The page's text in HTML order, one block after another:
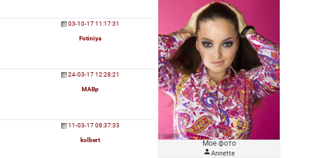
03-10-17 11:17:31
Fotiniya
24-03-17 12:28:21
МАВр
11-03-17 08:37:33
kolbert
Мое фото
Аnnette